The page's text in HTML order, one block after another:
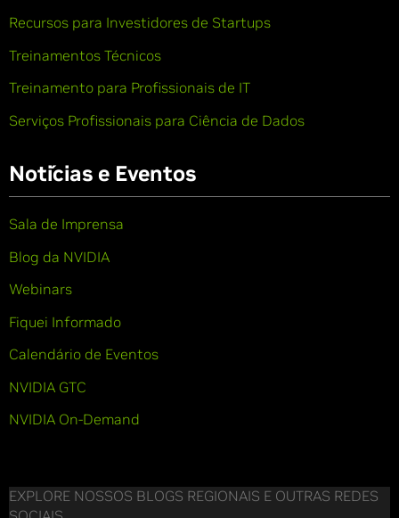
Recursos para Investidores de Startups
Treinamentos Técnicos
Treinamento para Profissionais de IT
Serviços Profissionais para Ciência de Dados
Notícias e Eventos
Sala de Imprensa
Blog da NVIDIA
Webinars
Fiquei Informado
Calendário de Eventos
NVIDIA GTC
NVIDIA On-Demand
EXPLORE NOSSOS BLOGS REGIONAIS E OUTRAS REDES